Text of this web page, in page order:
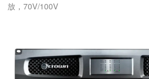
关于
支持
放，70V/100V